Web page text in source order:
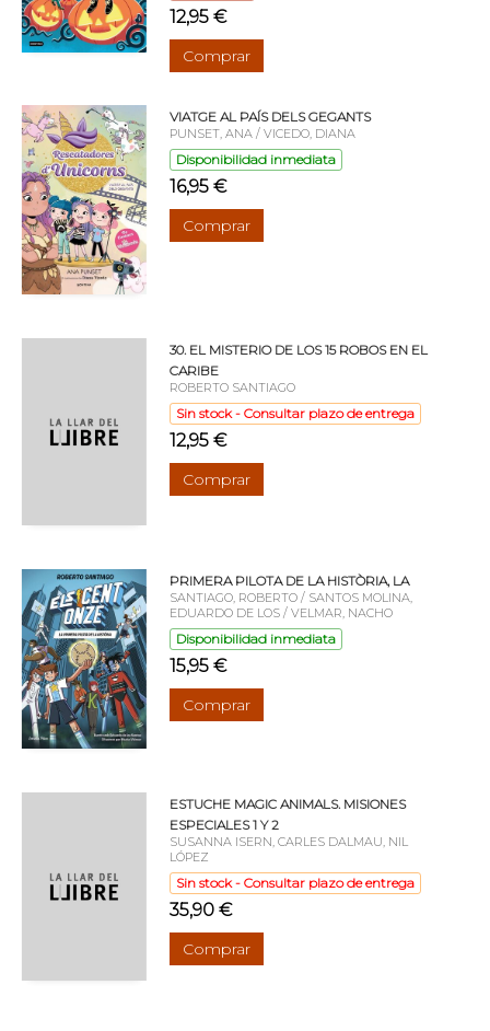
12,95 €
Comprar
VIATGE AL PAÍS DELS GEGANTS
PUNSET, ANA / VICEDO, DIANA
Disponibilidad inmediata
16,95 €
Comprar
30. EL MISTERIO DE LOS 15 ROBOS EN EL
CARIBE
ROBERTO SANTIAGO
Sin stock - Consultar plazo de entrega
12,95 €
Comprar
PRIMERA PILOTA DE LA HISTÒRIA, LA
SANTIAGO, ROBERTO / SANTOS MOLINA,
EDUARDO DE LOS / VELMAR, NACHO
Disponibilidad inmediata
15,95 €
Comprar
ESTUCHE MAGIC ANIMALS. MISIONES
ESPECIALES 1 Y 2
SUSANNA ISERN, CARLES DALMAU, NIL
LÓPEZ
Sin stock - Consultar plazo de entrega
35,90 €
Comprar